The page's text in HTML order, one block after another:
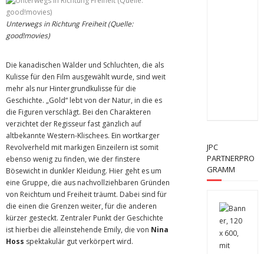
Unterwegs in Richtung Freiheit (Quelle:
good!movies)
Die kanadischen Wälder und Schluchten, die als
Kulisse für den Film ausgewählt wurde, sind weit
mehr als nur Hintergrundkulisse für die
Geschichte. „Gold“ lebt von der Natur, in die es
die Figuren verschlägt. Bei den Charakteren
verzichtet der Regisseur fast gänzlich auf
altbekannte Western-Klischees. Ein wortkarger
Revolverheld mit markigen Einzeilern ist somit
ebenso wenig zu finden, wie der finstere
Bösewicht in dunkler Kleidung. Hier geht es um
eine Gruppe, die aus nachvollziehbaren Gründen
von Reichtum und Freiheit träumt. Dabei sind für
die einen die Grenzen weiter, für die anderen
kürzer gesteckt. Zentraler Punkt der Geschichte
ist hierbei die alleinstehende Emily, die von Nina
Hoss spektakulär gut verkörpert wird.
JPC
PARTNERPRO
GRAMM